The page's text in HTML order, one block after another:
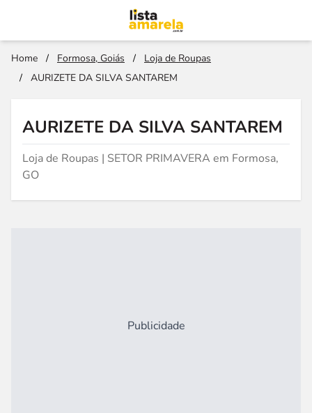
Home / Formosa, Goiás /
Loja de Roupas
/
AURIZETE DA SILVA SANTAREM
AURIZETE DA SILVA SANTAREM
Loja de Roupas | SETOR PRIMAVERA em Formosa,
GO
Publicidade